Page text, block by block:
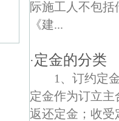
际施工人不包
《建...
·定金的分类
1、订约定
定金作为订立
返还定金；收受